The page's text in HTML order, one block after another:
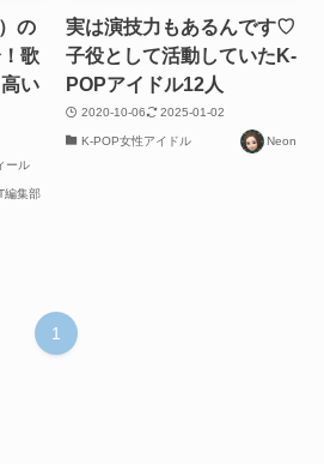
の
歌
い
ール
編集部
実は演技力もあるんです♡
子役として活動していたK-
POPアイドル12人
2020-10-06 2025-01-02
K-POP女性アイドル Neon
1